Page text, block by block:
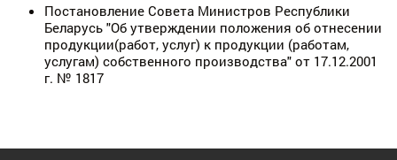
Постановление Совета Министров Республики
Беларусь "Об утверждении положения об отнесении
продукции(работ, услуг) к продукции (работам,
услугам) собственного производства" от 17.12.2001
г. № 1817